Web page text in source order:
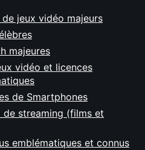
jeux vidéo majeurs
majeures
vidéo et licences
de Smartphones
de streaming (films et
emblématiques et connus